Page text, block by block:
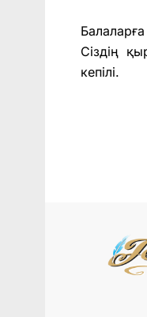
Сіздің
кепілі.